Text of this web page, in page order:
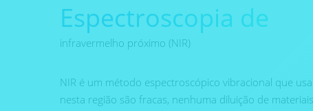
Espectroscopia de
infravermelho próximo (NIR)
NIR é um método espectroscópico vibracional que
nesta região são fracas, nenhuma diluição de